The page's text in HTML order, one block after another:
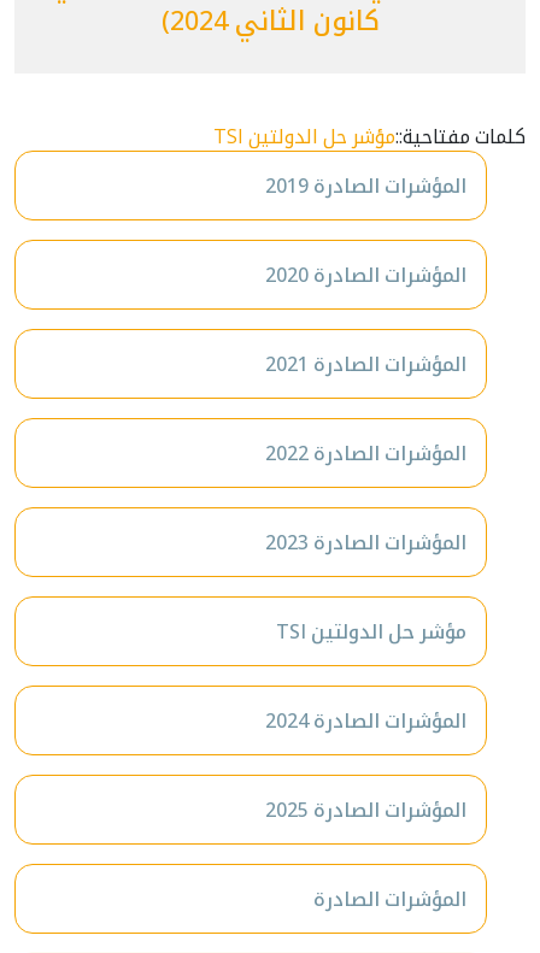
كانون الثاني 2024)
كلمات مفتاحية::مؤشر حل الدولتين TSI
المؤشرات الصادرة 2019
المؤشرات الصادرة 2020
المؤشرات الصادرة 2021
المؤشرات الصادرة 2022
المؤشرات الصادرة 2023
مؤشر حل الدولتين TSI
المؤشرات الصادرة 2024
المؤشرات الصادرة 2025
المؤشرات الصادرة